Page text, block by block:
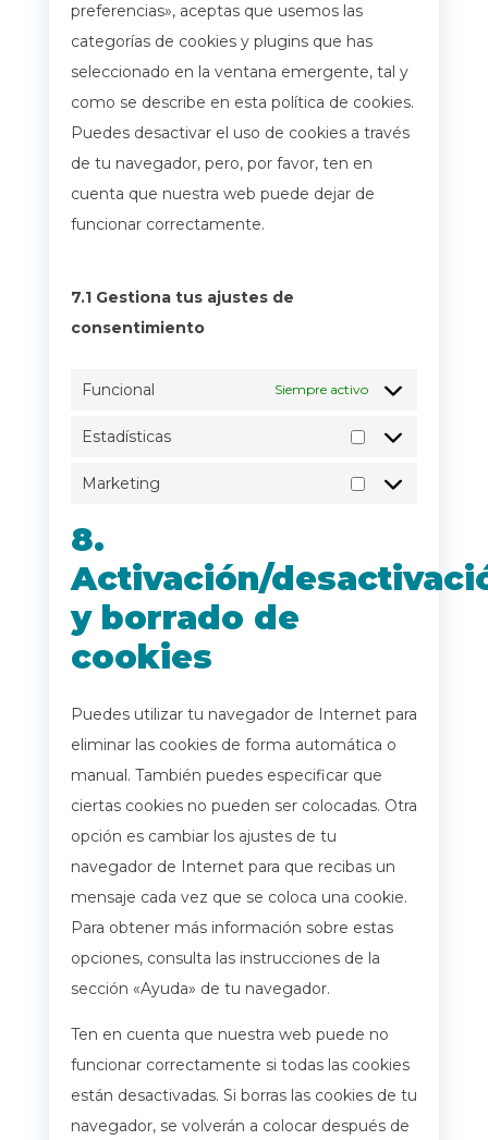
preferencias», aceptas que usemos las
categorías de cookies y plugins que has
seleccionado en la ventana emergente, tal y
como se describe en esta política de cookies.
Puedes desactivar el uso de cookies a través
de tu navegador, pero, por favor, ten en
cuenta que nuestra web puede dejar de
funcionar correctamente.
7.1 Gestiona tus ajustes de
consentimiento
Funcional Siempre activo
Estadísticas
Marketing
8.
Activación/
y borrado de
cookies
Puedes utilizar tu navegador de Internet para
eliminar las cookies de forma automática o
manual. También puedes especificar que
ciertas cookies no pueden ser colocadas. Otra
opción es cambiar los ajustes de tu
navegador de Internet para que recibas un
mensaje cada vez que se coloca una cookie.
Para obtener más información sobre estas
opciones, consulta las instrucciones de la
sección «Ayuda» de tu navegador.
Ten en cuenta que nuestra web puede no
funcionar correctamente si todas las cookies
están desactivadas. Si borras las cookies de tu
navegador, se volverán a colocar después de